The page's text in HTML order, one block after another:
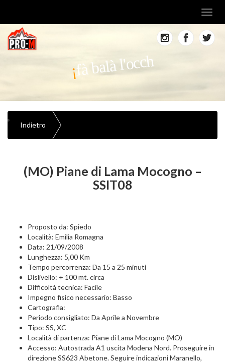
fà balà l'occh
Indietro
(MO) Piane di Lama Mocogno –
SSIT08
Proposto da: Spiedo
Località: Emilia Romagna
Data: 21/09/2008
Lunghezza: 5,00 Km
Tempo percorrenza: Da 15 a 25 minuti
Dislivello: + 100 mt. circa
Difficoltà tecnica: Facile
Impegno fisico necessario: Basso
Cartografia:
Periodo consigliato: Da Aprile a Novembre
Tipo: SS, XC
Località di partenza: Piane di Lama Mocogno (MO)
Accesso: Autostrada A1 uscita Modena Nord. Proseguire in
direzione SS623 Abetone. Seguire indicazioni Maranello,